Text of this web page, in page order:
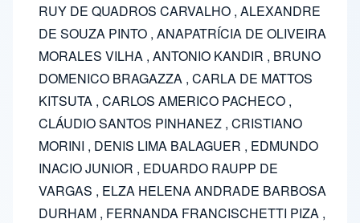
RUY DE QUADROS CARVALHO , ALEXANDRE
DE SOUZA PINTO , ANAPATRÍCIA DE OLIVEIRA
MORALES VILHA , ANTONIO KANDIR , BRUNO
DOMENICO BRAGAZZA , CARLA DE MATTOS
KITSUTA , CARLOS AMERICO PACHECO ,
CLÁUDIO SANTOS PINHANEZ , CRISTIANO
MORINI , DENIS LIMA BALAGUER , EDMUNDO
INACIO JUNIOR , EDUARDO RAUPP DE
VARGAS , ELZA HELENA ANDRADE BARBOSA
DURHAM , FERNANDA FRANCISCHETTI PIZA ,